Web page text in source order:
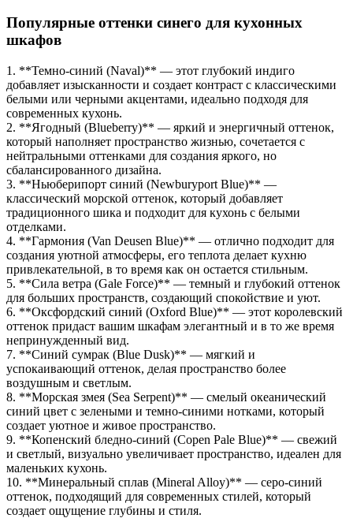
Популярные оттенки синего для кухонных
шкафов
1. **Темно-синий (Naval)** — этот глубокий индиго
добавляет изысканности и создает контраст с классическими
белыми или черными акцентами, идеально подходя для
современных кухонь.
2. **Ягодный (Blueberry)** — яркий и энергичный оттенок,
который наполняет пространство жизнью, сочетается с
нейтральными оттенками для создания яркого, но
сбалансированного дизайна.
3. **Ньюберипорт синий (Newburyport Blue)** —
классический морской оттенок, который добавляет
традиционного шика и подходит для кухонь с белыми
отделками.
4. **Гармония (Van Deusen Blue)** — отлично подходит для
создания уютной атмосферы, его теплота делает кухню
привлекательной, в то время как он остается стильным.
5. **Сила ветра (Gale Force)** — темный и глубокий оттенок
для больших пространств, создающий спокойствие и уют.
6. **Оксфордский синий (Oxford Blue)** — этот королевский
оттенок придаст вашим шкафам элегантный и в то же время
непринужденный вид.
7. **Синий сумрак (Blue Dusk)** — мягкий и
успокаивающий оттенок, делая пространство более
воздушным и светлым.
8. **Морская змея (Sea Serpent)** — смелый океанический
синий цвет с зелеными и темно-синими нотками, который
создает уютное и живое пространство.
9. **Копенский бледно-синий (Copen Pale Blue)** — свежий
и светлый, визуально увеличивает пространство, идеален для
маленьких кухонь.
10. **Минеральный сплав (Mineral Alloy)** — серо-синий
оттенок, подходящий для современных стилей, который
создает ощущение глубины и стиля.